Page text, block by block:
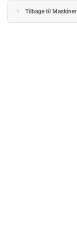
Tilbage til Maskiner